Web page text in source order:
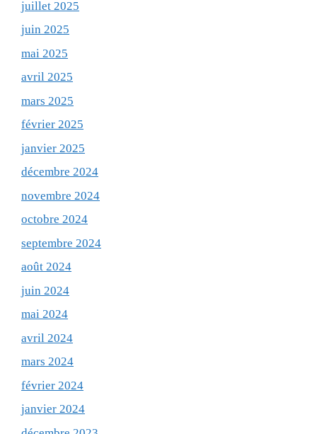
juillet 2025
juin 2025
mai 2025
avril 2025
mars 2025
février 2025
janvier 2025
décembre 2024
novembre 2024
octobre 2024
septembre 2024
août 2024
juin 2024
mai 2024
avril 2024
mars 2024
février 2024
janvier 2024